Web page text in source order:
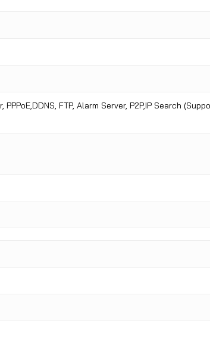
PPPoE,DDNS, FTP, Alarm Server, P2P,IP Search